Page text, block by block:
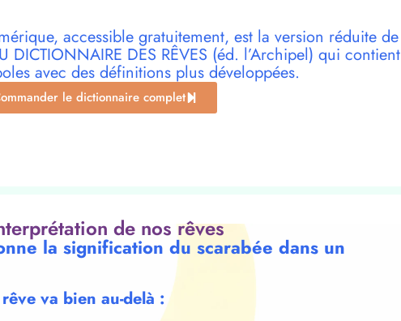
accessible gratuitement, est la version réduite de
DICTIONNAIRE DES RÊVES (éd. l’Archipel) qui contient
avec des définitions plus développées.
le dictionnaire complet
de nos rêves
la signification du scarabée dans un
va bien au-delà :